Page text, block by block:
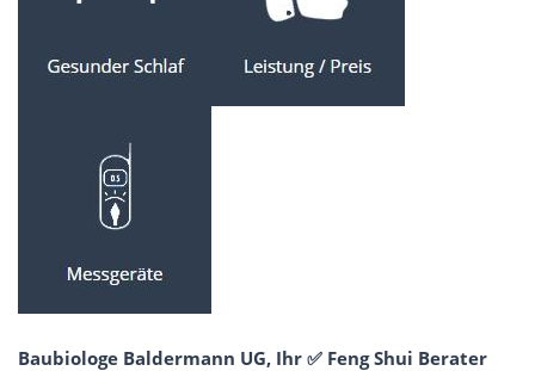
Baubiologe Baldermann UG, Ihr ✅ Feng Shui Berater